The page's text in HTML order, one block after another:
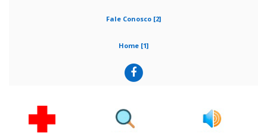
Fale Conosco [2]
Home [1]